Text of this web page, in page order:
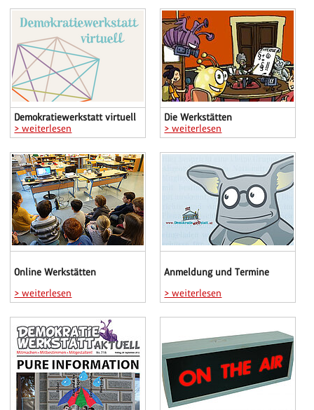
Demokratiewerkstatt virtuell
> weiterlesen
Die Werkstätten
> weiterlesen
Online Werkstätten
> weiterlesen
Anmeldung und Termine
> weiterlesen